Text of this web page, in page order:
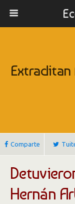
Extraditan
Comparte
Hernán